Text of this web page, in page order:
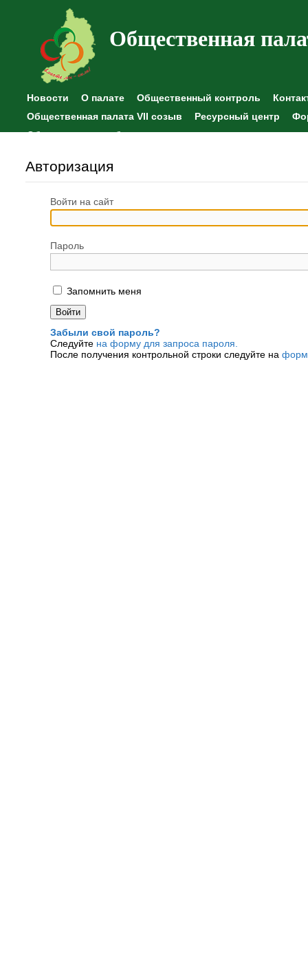
Общественная
Новости О палате Общественный контроль
Общественная палата VII созыв
Ресурсный центр
Общественные наблюдения
Авторизация
Войти на сайт
Пароль
Запомнить меня
Забыли свой пароль?
Следуйте на форму для запроса пароля.
После получения контрольной строки следуйте на